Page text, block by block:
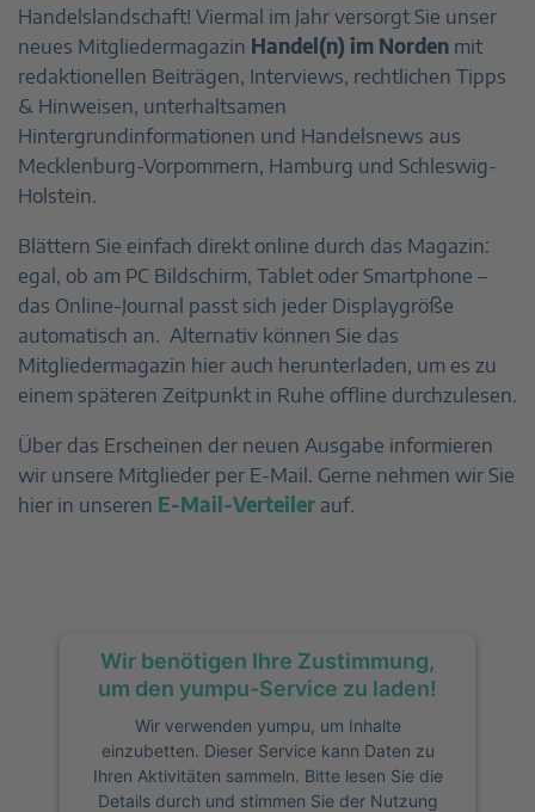
Handelslandschaft! Viermal im Jahr versorgt Sie unser
neues Mitgliedermagazin Handel(n) im Norden mit
redaktionellen Beiträgen, Interviews, rechtlichen Tipps
& Hinweisen, unterhaltsamen
Hintergrundinformationen und Handelsnews aus
Mecklenburg-Vorpommern, Hamburg und Schleswig-
Holstein.
Blättern Sie einfach direkt online durch das Magazin:
egal, ob am PC Bildschirm, Tablet oder Smartphone –
das Online-Journal passt sich jeder Displaygröße
automatisch an. Alternativ können Sie das
Mitgliedermagazin hier auch herunterladen, um es zu
einem späteren Zeitpunkt in Ruhe offline durchzulesen.
Über das Erscheinen der neuen Ausgabe informieren
wir unsere Mitglieder per E-Mail. Gerne nehmen wir Sie
hier in unseren E-Mail-Verteiler auf.
Wir benötigen Ihre Zustimmung,
um den yumpu-Service zu laden!
Wir verwenden yumpu, um Inhalte
einzubetten. Dieser Service kann Daten zu
Ihren Aktivitäten sammeln. Bitte lesen Sie die
Details durch und stimmen Sie der Nutzung